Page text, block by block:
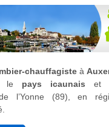
chauffagiste à
le pays icaunais et
l’Yonne (89), en